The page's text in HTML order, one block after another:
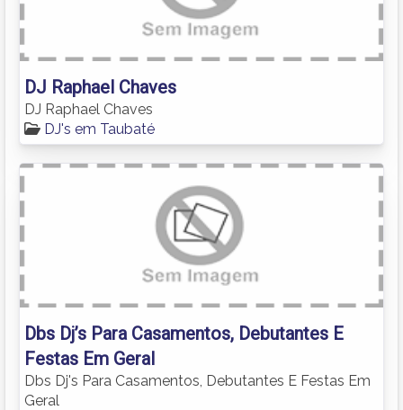
DJ Raphael Chaves
DJ Raphael Chaves
DJ's em Taubaté
Dbs Dj’s Para Casamentos, Debutantes E
Festas Em Geral
Dbs Dj's Para Casamentos, Debutantes E Festas Em
Geral